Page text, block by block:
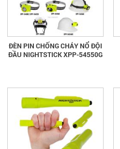
ĐÈN PIN CHỐNG CHÁY NỔ ĐỘI
ĐẦU NIGHTSTICK XPP-54550G